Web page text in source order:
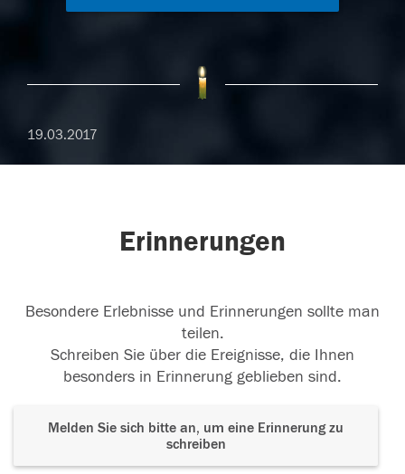
19.03.2017
Erinnerungen
Besondere Erlebnisse und Erinnerungen sollte man
teilen.
Schreiben Sie über die Ereignisse, die Ihnen
besonders in Erinnerung geblieben sind.
Melden Sie sich bitte an, um eine Erinnerung zu
schreiben